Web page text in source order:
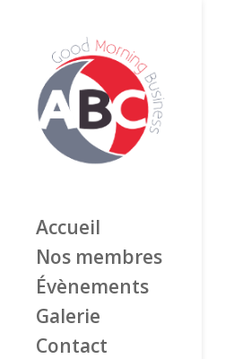
Accueil
Nos membres
Évènements
Galerie
Contact